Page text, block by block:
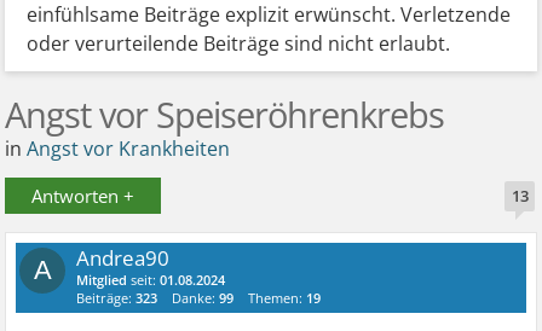
einfühlsame Beiträge explizit erwünscht. Verletzende
oder verurteilende Beiträge sind nicht erlaubt.
Angst vor Speiseröhrenkrebs
inAngst vor Krankheiten
Antworten + 13
A Andrea90
Mitglied seit:01.08.2024
Beiträge:323 Danke:99 Themen: 19